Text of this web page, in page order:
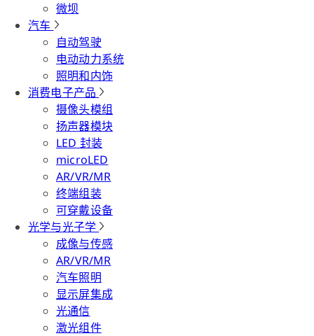
微坝
汽车
自动驾驶
电动动力系统
照明和内饰
消费电子产品
摄像头模组
扬声器模块
LED 封装
microLED
AR/VR/MR
终端组装
可穿戴设备
光学与光子学
成像与传感
AR/VR/MR
汽车照明
显示屏集成
光通信
激光组件